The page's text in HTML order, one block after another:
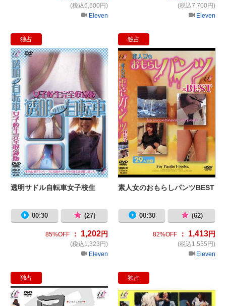
(税込6,600円)
Eleven
(税込7,700円)
Eleven
独占
透明サドル自転車女子校生
透明サドル自転車女子校生
00:30 (27)
85%OFF ： 1,202円
(税込1,323円)
Eleven
独占
素
素人女のおもらしパンツBEST
00:30 (62)
82%OFF： 1,413円
(税込1,555円)
Eleven
独占 独占